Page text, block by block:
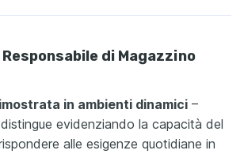
di Magazzino
in ambienti dinamici –
evidenziando la capacità del
alle esigenze quotidiane in